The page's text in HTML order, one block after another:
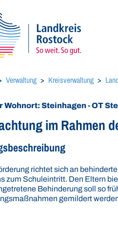
Verwaltung Kreisverwaltung
Wohnort: Steinhagen - OT
im Rahmen
richtet sich an
zum Schuleintritt. Den Eltern
Behinderung soll so
gemildert